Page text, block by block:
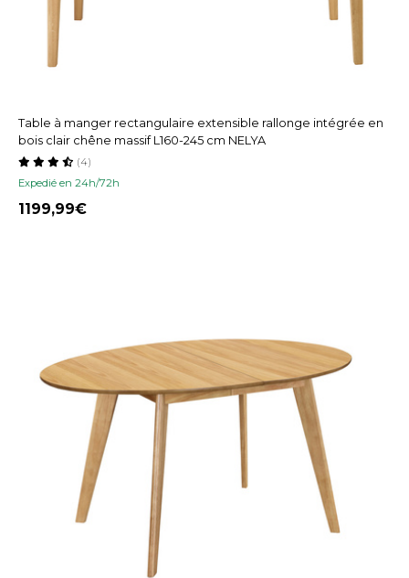
Table à manger rectangulaire extensible rallonge intégrée en
bois clair chêne massif L160-245 cm NELYA
Expedié en 24h/72h
(4)
1199,99